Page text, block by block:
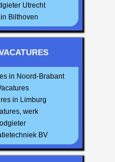
Utrecht
Bilthoven
in Noord-Brabant
in Limburg
werk
BV